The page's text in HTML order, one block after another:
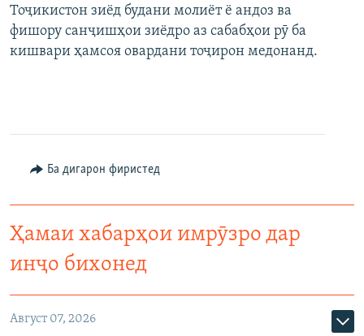
Тоҷикистон зиёд будани молиёт ё андоз ва
фишору санҷишҳои зиёдро аз сабабҳои рӯ ба
кишвари ҳамсоя овардани тоҷирон медонанд.
Ба дигарон фиристед
Ҳамаи хабарҳои имрӯзро дар
инҷо бихонед
Август 07, 2026